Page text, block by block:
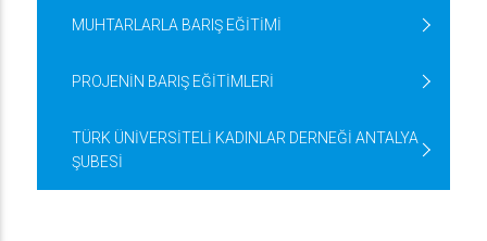
MUHTARLARLA BARIŞ EĞİTİMİ
PROJENİN BARIŞ EĞİTİMLERİ
TÜRK ÜNİVERSİTELİ KADINLAR DERNEĞİ ANTALYA
ŞUBESİ